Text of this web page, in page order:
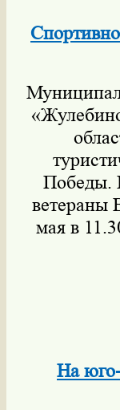
Победы.
ветераны
мая в
На